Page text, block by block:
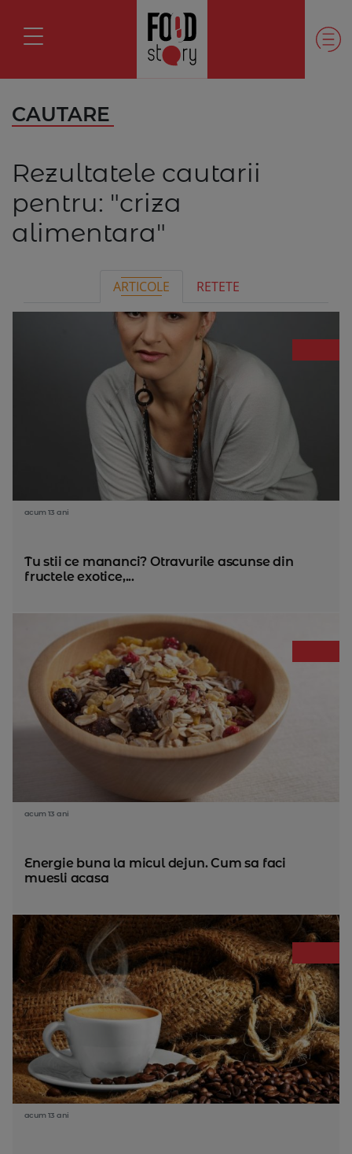
CAUTARE
Rezultatele cautarii
pentru: "criza
alimentara"
ARTICOLE RETETE
acum 13 ani
Tu stii ce mananci? Otravurile ascunse din
fructele exotice,...
acum 13 ani
Energie buna la micul dejun. Cum sa faci
muesli acasa
acum 13 ani